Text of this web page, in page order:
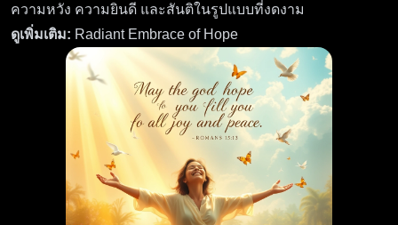
ความหวัง ความยินดี และสันติในรูปแบบที่งดงาม
ดูเพิ่มเติม: Radiant Embrace of Hope